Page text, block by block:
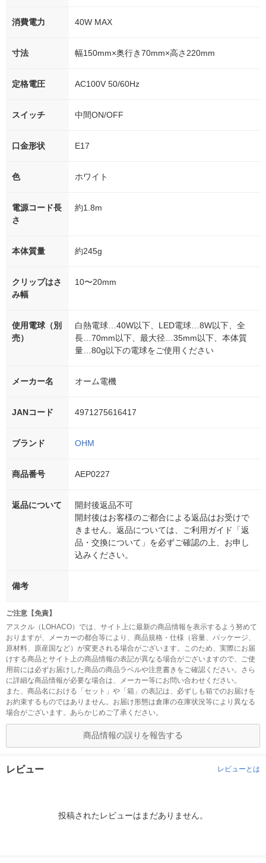
消費電力 40W MAX
寸法 幅150mm×奥行き70mm×高さ220mm
定格電圧 AC100V 50/60Hz
スイッチ 中間ON/OFF
口金形状 E17
色 ホワイト
電源コード長
さ
約1.8m
本体質量 約245g
クリップはさ
み幅
10〜20mm
使用電球（別
売）
白熱電球…40W以下、LED電球…8W以下、全
長…70mm以下、最大径…35mm以下、本体質
量…80g以下の電球をご使用ください
メーカー名 オーム電機
JANコード 4971275616417
ブランド OHM
商品番号 AEP0227
返品について
開封後返品不可
開封後はお客様のご都合による返品はお受けで
きません。返品については、ご利用ガイド「返
品・交換について」を必ずご確認の上、お申し
込みください。
備考
ご注意【免責】
アスクル（LOHACO）では、サイト上に最新の商品情報を表示するよう努めて
おりますが、メーカーの都合等により、商品規格・仕様（容量、パッケージ、
原材料、原産国など）が変更される場合がございます。このため、実際にお届
けする商品とサイト上の商品情報の表記が異なる場合がございますので、ご使
用前には必ずお届けした商品の商品ラベルや注意書きをご確認ください。さら
に詳細な商品情報が必要な場合は、メーカー等にお問い合わせください。
また、商品名における「セット」や「箱」の表記は、必ずしも箱でのお届けを
お約束するものではありません。お届け形態は倉庫の在庫状況等により異なる
場合がございます。あらかじめご了承ください。
商品情報の誤りを報告する
レビュー レビューとは
投稿されたレビューはまだありません。